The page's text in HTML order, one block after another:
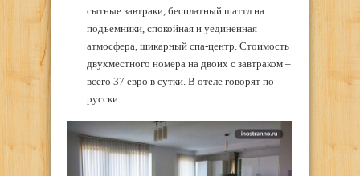
сытные завтраки, бесплатный шаттл на
подъемники, спокойная и уединенная
атмосфера, шикарный спа-центр. Стоимость
двухместного номера на двоих с завтраком –
всего 37 евро в сутки. В отеле говорят по-
русски.